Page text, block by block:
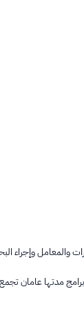
والمعامل وإجراء
مدتها عامان